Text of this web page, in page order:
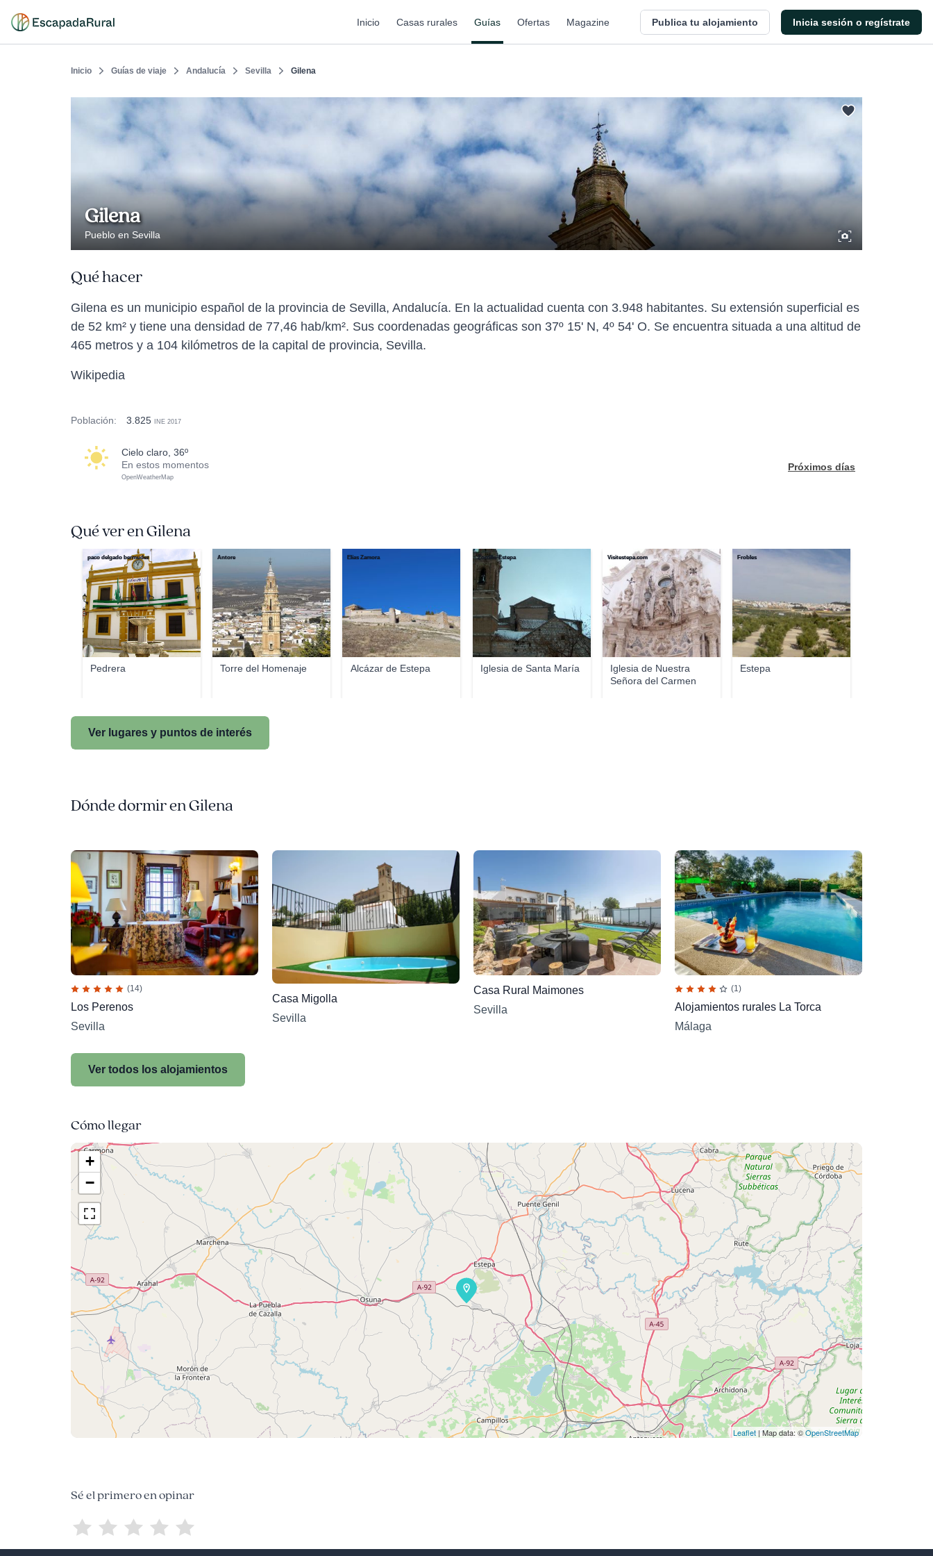
Inicio Casas rurales Guías Ofertas Magazine Publica tu alojamiento Inicia sesión o regístrate
Inicio Guías de viaje Andalucía Sevilla Gilena
Gilena
Pueblo en Sevilla
Qué hacer
Gilena es un municipio español de la provincia de Sevilla, Andalucía. En la actualidad cuenta con 3.948 habitantes. Su extensión superficial es
de 52 km² y tiene una densidad de 77,46 hab/km². Sus coordenadas geográficas son 37º 15' N, 4º 54' O. Se encuentra situada a una altitud de
465 metros y a 104 kilómetros de la capital de provincia, Sevilla.
Wikipedia
Población: 3.825 INE 2017
cielo claro, 36º
En estos momentos
OpenWeatherMap
Próximos días
Qué ver en Gilena
Pedrera
paco delgado bermudez
Torre del Homenaje
Antore
Alcázar de Estepa
Elías Zamora
Iglesia de Santa María
Zorrillo-Estepa
Iglesia de Nuestra
Señora del Carmen
Visitestepa.com
Estepa
Frobles
Ver lugares y puntos de interés
Dónde dormir en Gilena
(14)
Los Perenos
Sevilla
Casa Migolla
Sevilla
Casa Rural Maimones
Sevilla
(1)
Alojamientos rurales La Torca
Málaga
Ver todos los alojamientos
Cómo llegar
+
−
Leaflet | Map data: ©OpenStreetMap
Sé el primero en opinar